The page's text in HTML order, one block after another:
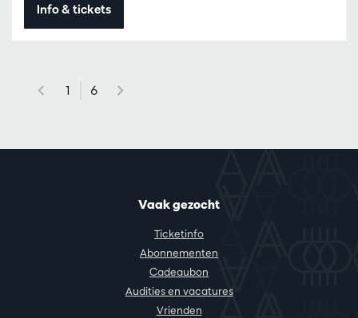
Info & tickets
1 6
Vaak gezocht
Ticketinfo
Abonnementen
Cadeaubon
Audities en vacatures
Vrienden